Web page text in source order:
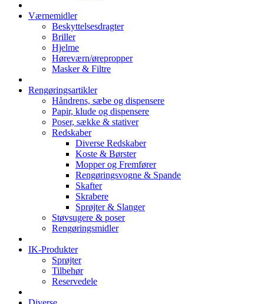
Værnemidler
Beskyttelsesdragter
Briller
Hjelme
Høreværn/ørepropper
Masker & Filtre
Rengøringsartikler
Håndrens, sæbe og dispensere
Papir, klude og dispensere
Poser, sække & stativer
Redskaber
Diverse Redskaber
Koste & Børster
Mopper og Fremfører
Rengøringsvogne & Spande
Skafter
Skrabere
Sprøjter & Slanger
Støvsugere & poser
Rengøringsmidler
IK-Produkter
Sprøjter
Tilbehør
Reservedele